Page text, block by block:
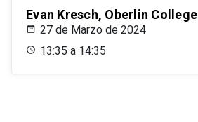
Evan Kresch, Oberlin College
27 de Marzo de 2024
13:35 a 14:35